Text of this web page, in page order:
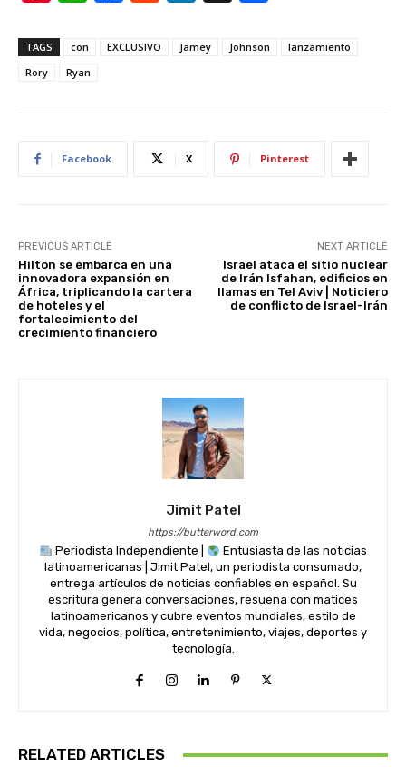
er
e
at
s
p
c d
k
ar
TAGS con EXCLUSIVO Jamey Johnson
lanzamiento
Rory
Ryan
Facebook X Pinterest
PREVIOUS ARTICLE
Hilton se embarca en una
innovadora expansión en
África, triplicando la cartera
de hoteles y el
fortalecimiento del
crecimiento financiero
NEXT ARTICLE
Israel ataca el sitio nuclear
de Irán Isfahan, edificios en
llamas en Tel Aviv | Noticiero
de conflicto de Israel-Irán
Jimit Patel
https://butterword.com
Periodista Independiente |
Entusiasta de las noticias
latinoamericanas | Jimit Patel, un periodista consumado,
entrega artículos de noticias confiables en español. Su
escritura genera conversaciones, resuena con matices
latinoamericanos y cubre eventos mundiales, estilo de
vida, negocios, política, entretenimiento, viajes, deportes y
tecnología.
RELATED ARTICLES